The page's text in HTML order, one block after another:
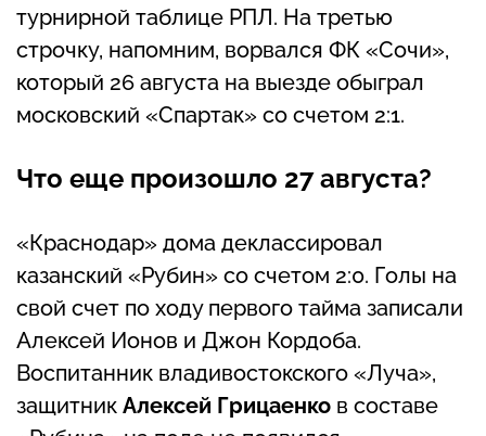
турнирной таблице РПЛ. На третью
строчку, напомним, ворвался ФК «Сочи»,
который 26 августа на выезде обыграл
московский «Спартак» со счетом 2:1.
Что еще произошло 27 августа?
«Краснодар» дома деклассировал
казанский «Рубин» со счетом 2:0. Голы на
свой счет по ходу первого тайма записали
Алексей Ионов и Джон Кордоба.
Воспитанник владивостокского «Луча»,
защитник Алексей Грицаенко в составе